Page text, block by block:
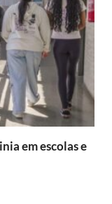
em escolas e